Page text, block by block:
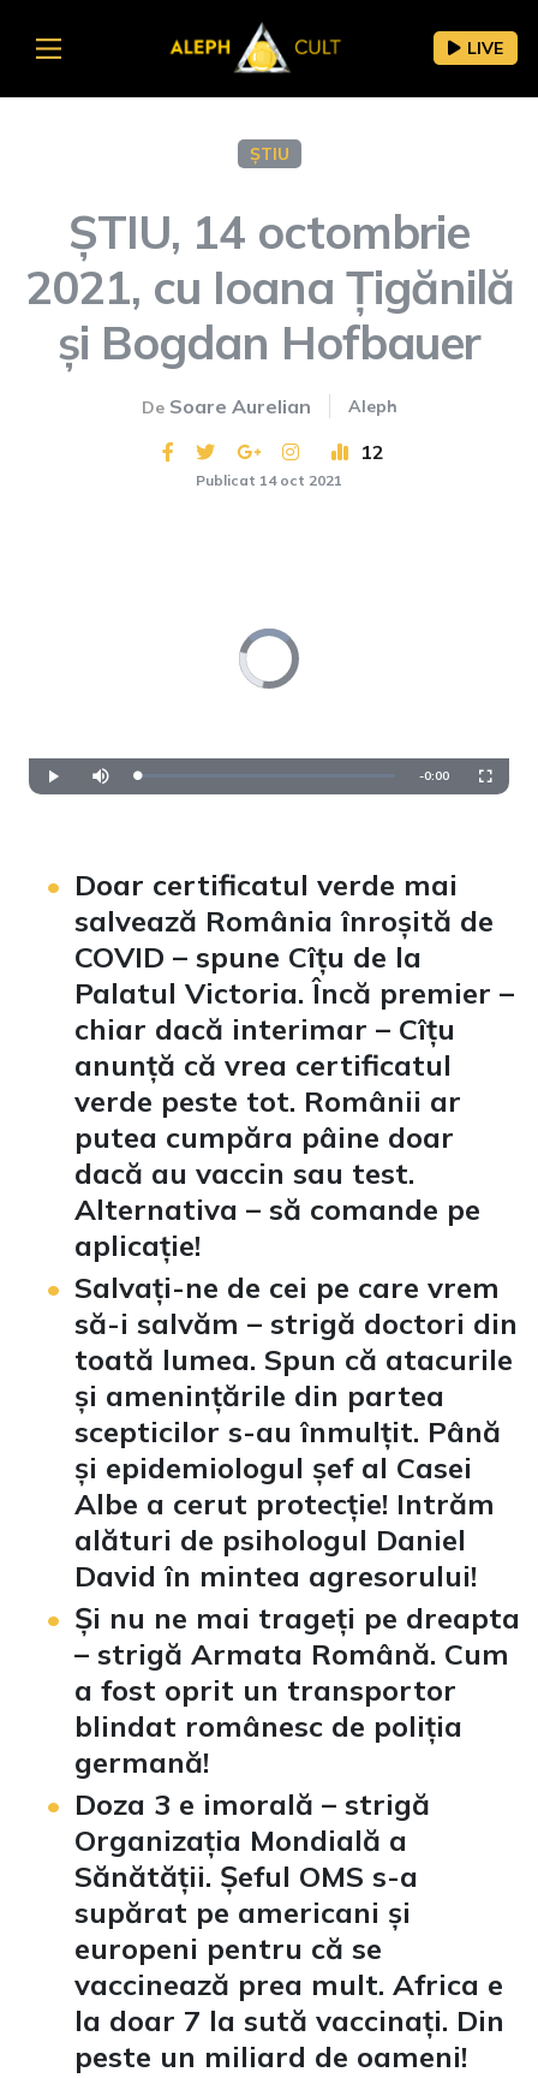
LIVE
ȘTIU
ȘTIU, 14 octombrie
2021, cu Ioana Țigănilă
și Bogdan Hofbauer
De Soare Aurelian Aleph
12
Publicat 14 oct 2021
Video
Player
is
loading.
Play Mute Loaded
0%
Remaining
-0:00
Doar certificatul verde mai
salvează România înroșită de
COVID – spune Cîțu de la
Palatul Victoria. Încă premier –
chiar dacă interimar – Cîțu
anunță că vrea certificatul
verde peste tot. Românii ar
putea cumpăra pâine doar
dacă au vaccin sau test.
Alternativa – să comande pe
aplicație!
Salvați-ne de cei pe care vrem
să-i salvăm – strigă doctori din
toată lumea. Spun că atacurile
și amenințările din partea
scepticilor s-au înmulțit. Până
și epidemiologul șef al Casei
Albe a cerut protecție! Intrăm
alături de psihologul Daniel
David în mintea agresorului!
Și nu ne mai trageți pe dreapta
– strigă Armata Română. Cum
a fost oprit un transportor
blindat românesc de poliția
germană!
Doza 3 e imorală – strigă
Organizația Mondială a
Sănătății. Șeful OMS s-a
supărat pe americani și
europeni pentru că se
vaccinează prea mult. Africa e
la doar 7 la sută vaccinați. Din
peste un miliard de oameni!